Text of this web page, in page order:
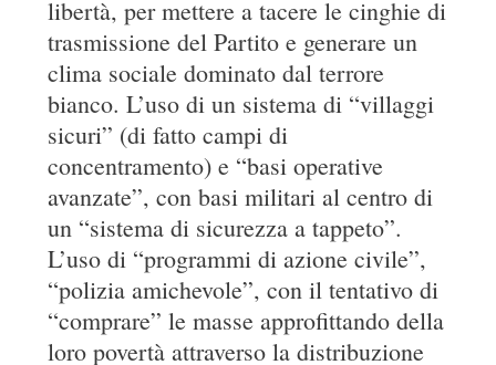
libertà, per mettere a tacere le cinghie di
trasmissione del Partito e generare un
clima sociale dominato dal terrore
bianco. L’uso di un sistema di “villaggi
sicuri” (di fatto campi di
concentramento) e “basi operative
avanzate”, con basi militari al centro di
un “sistema di sicurezza a tappeto”.
L’uso di “programmi di azione civile”,
“polizia amichevole”, con il tentativo di
“comprare” le masse approfittando della
loro povertà attraverso la distribuzione